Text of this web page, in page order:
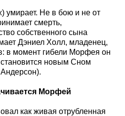
Не в бою и не от
смерть,
собственного сына
Дэниел Холл, младенец,
в момент гибели Морфея он
новым Сном
Морфей
как живая отрубленная